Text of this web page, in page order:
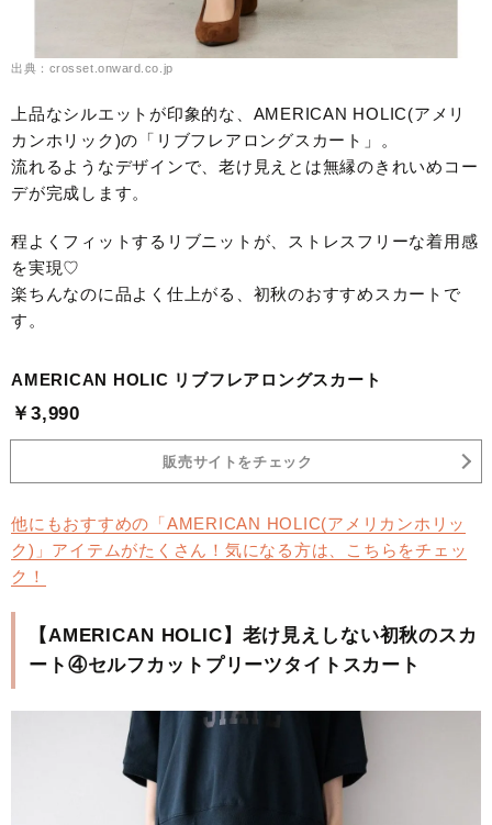
出典：crosset.onward.co.jp
上品なシルエットが印象的な、AMERICAN HOLIC(アメリ
カンホリック)の「リブフレアロングスカート」。
流れるようなデザインで、老け見えとは無縁のきれいめコー
デが完成します。
程よくフィットするリブニットが、ストレスフリーな着用感
を実現♡
楽ちんなのに品よく仕上がる、初秋のおすすめスカートで
す。
AMERICAN HOLIC リブフレアロングスカート
￥3,990
販売サイトをチェック
他にもおすすめの「AMERICAN HOLIC(アメリカンホリッ
ク)」アイテムがたくさん！気になる方は、こちらをチェッ
ク！
【AMERICAN HOLIC】老け見えしない初秋のスカ
ート④セルフカットプリーツタイトスカート